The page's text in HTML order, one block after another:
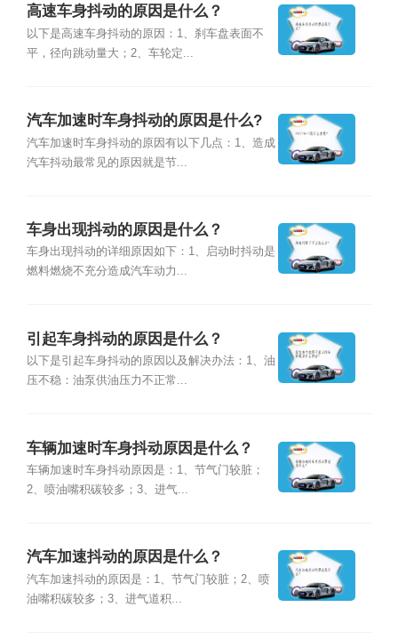
高速车身抖动的原因是什么？
以下是高速车身抖动的原因：1、刹车盘表面不
平，径向跳动量大；2、车轮定...
汽车加速时车身抖动的原因是什么?
汽车加速时车身抖动的原因有以下几点：1、造成
汽车抖动最常见的原因就是节...
车身出现抖动的原因是什么？
车身出现抖动的详细原因如下：1、启动时抖动是
燃料燃烧不充分造成汽车动力...
引起车身抖动的原因是什么？
以下是引起车身抖动的原因以及解决办法：1、油
压不稳：油泵供油压力不正常...
车辆加速时车身抖动原因是什么？
车辆加速时车身抖动原因是：1、节气门较脏；
2、喷油嘴积碳较多；3、进气...
汽车加速抖动的原因是什么？
汽车加速抖动的原因是：1、节气门较脏；2、喷
油嘴积碳较多；3、进气道积...